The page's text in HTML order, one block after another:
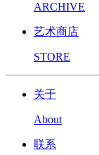
ARCHIVE
艺术商店
STORE
关于
About
联系